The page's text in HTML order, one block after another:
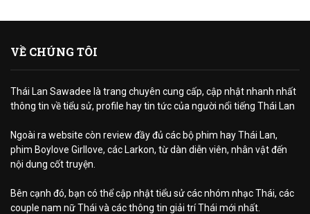
VỀ CHÚNG TÔI
Thái Lan Sawadee là trang chuyên cung cấp, cập nhật nhanh nhất
thông tin về tiểu sử, profile hay tin tức của người nổi tiếng Thái Lan
Ngoài ra website còn review đầy đủ các bộ phim hay Thái Lan,
phim Boylove Girllove, các Larkon, từ dàn diễn viên, nhân vật đến
nội dung cốt truyện.
Bên cạnh đó, bạn có thể cập nhật tiểu sử các nhóm nhạc Thái, các
couple nam nữ Thái và các thông tin giải trí Thái mới nhất.